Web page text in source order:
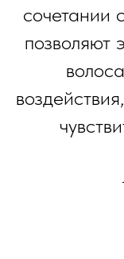
сочетании
позволяют